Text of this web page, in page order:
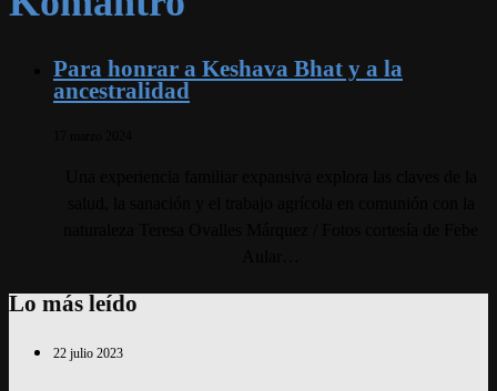
Para honrar a Keshava Bhat y a la
ancestralidad
Lo más leído
22 julio 2023